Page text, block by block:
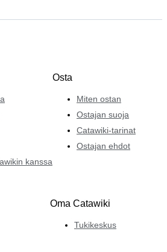
kanssa
Osta
Miten ostan
Ostajan suoja
Catawiki-tarinat
Ostajan ehdot
Oma Catawiki
Tukikeskus